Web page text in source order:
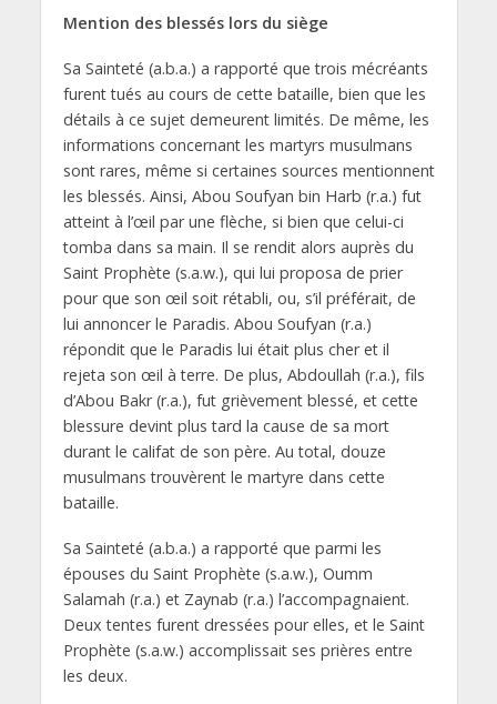
Mention des blessés lors du siège
Sa Sainteté (a.b.a.) a rapporté que trois mécréants
furent tués au cours de cette bataille, bien que les
détails à ce sujet demeurent limités. De même, les
informations concernant les martyrs musulmans
sont rares, même si certaines sources mentionnent
les blessés. Ainsi, Abou Soufyan bin Harb (r.a.) fut
atteint à l’œil par une flèche, si bien que celui-ci
tomba dans sa main. Il se rendit alors auprès du
Saint Prophète (s.a.w.), qui lui proposa de prier
pour que son œil soit rétabli, ou, s’il préférait, de
lui annoncer le Paradis. Abou Soufyan (r.a.)
répondit que le Paradis lui était plus cher et il
rejeta son œil à terre. De plus, Abdoullah (r.a.), fils
d’Abou Bakr (r.a.), fut grièvement blessé, et cette
blessure devint plus tard la cause de sa mort
durant le califat de son père. Au total, douze
musulmans trouvèrent le martyre dans cette
bataille.
Sa Sainteté (a.b.a.) a rapporté que parmi les
épouses du Saint Prophète (s.a.w.), Oumm
Salamah (r.a.) et Zaynab (r.a.) l’accompagnaient.
Deux tentes furent dressées pour elles, et le Saint
Prophète (s.a.w.) accomplissait ses prières entre
les deux.